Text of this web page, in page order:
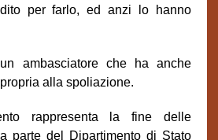
per farlo, ed anzi lo hanno
ambasciatore che ha anche
alla spoliazione.
rappresenta la fine delle
parte del Dipartimento di Stato